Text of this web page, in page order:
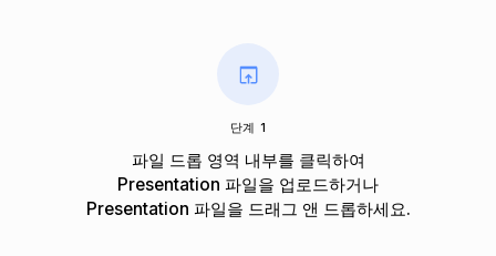
단계 1
파일 드롭 영역 내부를 클릭하여
Presentation 파일을 업로드하거나
Presentation 파일을 드래그 앤 드롭하세요.